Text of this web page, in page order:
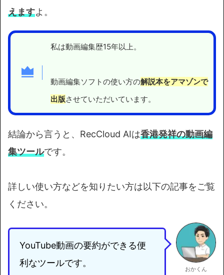
えますよ。
私は動画編集歴15年以上。
動画編集ソフトの使い方の解説本をアマゾンで
出版させていただいています。
結論から言うと、RecCloud AIは香港発祥の動画編
集ツールです。
詳しい使い方などを知りたい方は以下の記事をご覧
ください。
YouTube動画の要約ができる便
利なツールです。
おかくん